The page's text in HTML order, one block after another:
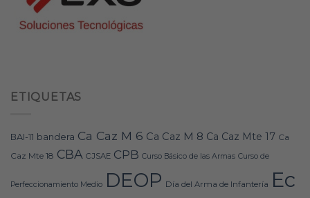
ETIQUETAS
BAI-11 bandera Ca Caz M 6 Ca Caz M 8 Ca Caz Mte 17 Ca
Caz Mte 18 CBA CJSAE CPB Curso Básico de las Armas Curso de
Perfeccionamiento Medio DEOP Día del Arma de Infantería Ec